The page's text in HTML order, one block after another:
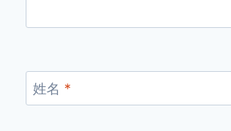
姓名 *